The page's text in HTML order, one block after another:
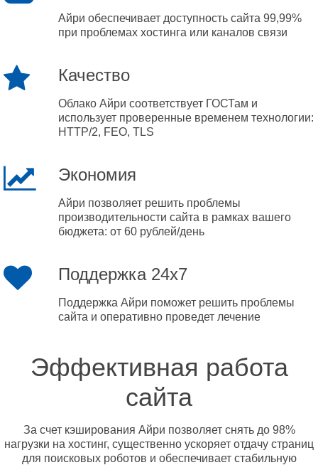
Айри обеспечивает доступность сайта 99,99%
при проблемах хостинга или каналов связи
Качество
Облако Айри соответствует ГОСТам и
использует проверенные временем технологии:
HTTP/2, FEO, TLS
Экономия
Айри позволяет решить проблемы
производительности сайта в рамках вашего
бюджета: от 60 рублей/день
Поддержка 24x7
Поддержка Айри поможет решить проблемы
сайта и оперативно проведет лечение
Эффективная работа
сайта
За счет кэширования Айри позволяет снять до 98%
нагрузки на хостинг, существенно ускоряет отдачу страниц
для поисковых роботов и обеспечивает стабильную